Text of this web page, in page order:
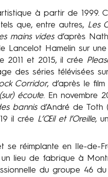
à partir de 1999.
que, entre autres, Les
mains videsd’après
Lancelot Hamelin sur
2011 et 2015, il crée
des séries télévisées
Corridor, d’après le
écoute. En novembre
bannis d’André de
il crée L’Œil et l’Oreille,
réimplante en Ile-de-
lieu de fabrique à
du groupe 46